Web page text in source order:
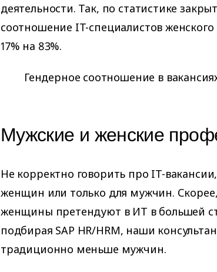
деятельности. Так, по статистике
соотношение IT-специалистов
17% на 83%.
Гендерное соотношение в
Мужские и женские
Не корректно говорить про IT-
женщин или только для мужчин.
женщины претендуют в ИТ в большей
подбирая SAP HR/HRM, наши
традиционно меньше мужчин.